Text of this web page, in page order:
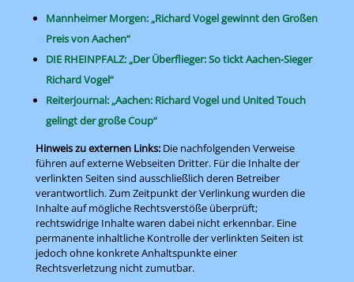
Mannheimer Morgen: „Richard Vogel gewinnt den Großen
Preis von Aachen“
DIE RHEINPFALZ: „Der Überflieger: So tickt Aachen-Sieger
Richard Vogel“
Reiterjournal: „Aachen: Richard Vogel und United Touch
gelingt der große Coup“
Hinweis zu externen Links:Die nachfolgenden Verweise
führen auf externe Webseiten Dritter. Für die Inhalte der
verlinkten Seiten sind ausschließlich deren Betreiber
verantwortlich. Zum Zeitpunkt der Verlinkung wurden die
Inhalte auf mögliche Rechtsverstöße überprüft;
rechtswidrige Inhalte waren dabei nicht erkennbar. Eine
permanente inhaltliche Kontrolle der verlinkten Seiten ist
jedoch ohne konkrete Anhaltspunkte einer
Rechtsverletzung nicht zumutbar.